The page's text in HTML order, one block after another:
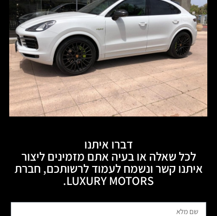
דברו איתנו
לכל שאלה או בעיה אתם מזמינים ליצור
איתנו קשר ונשמח לעמוד לרשותכם, חברת
LUXURY MOTORS.